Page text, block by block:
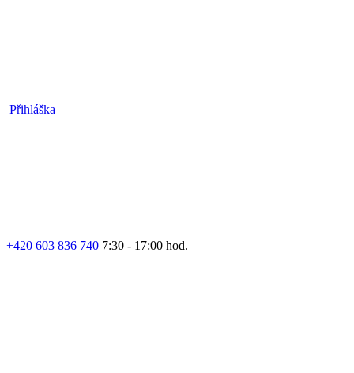
Přihláška
+420 603 836 740 7:30 - 17:00 hod.